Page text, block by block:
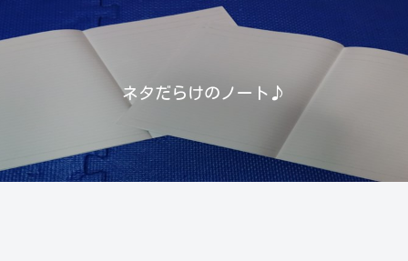
ネタだらけのノート♪